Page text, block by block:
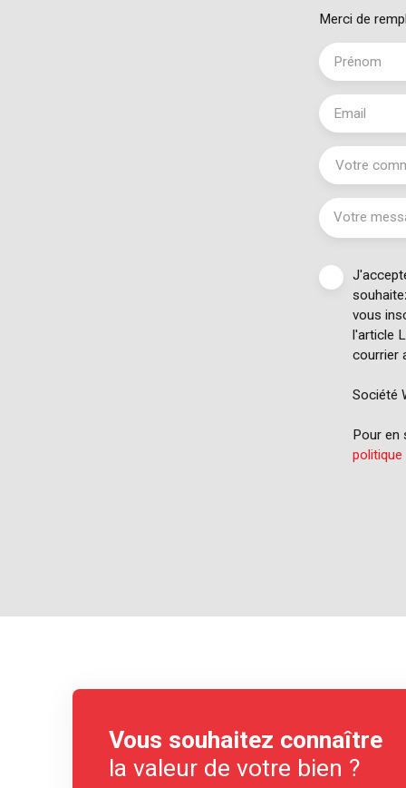
Merci de
Prénom
Email
Votre
Votre
vous
l'article
courrier
Société
Pour en
Vous souhaitez connaître
la valeur de votre bien ?